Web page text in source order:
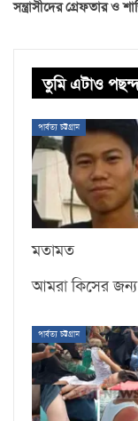
সন্ত্রাসীদের গ্রেফতার ও
তুমি এটাও
পার্বত্য চট্টগ্রাম
মতামত
আমরা কিসের
পার্বত্য চট্টগ্রাম